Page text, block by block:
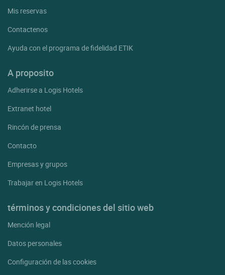
Mis reservas
Contactenos
Ayuda con el programa de fidelidad ETIK
A proposito
Adherirse a Logis Hotels
Extranet hotel
Rincón de prensa
Contacto
Empresas y grupos
Trabajar en Logis Hotels
términos y condiciones del sitio web
Mención legal
Datos personales
Configuración de las cookies